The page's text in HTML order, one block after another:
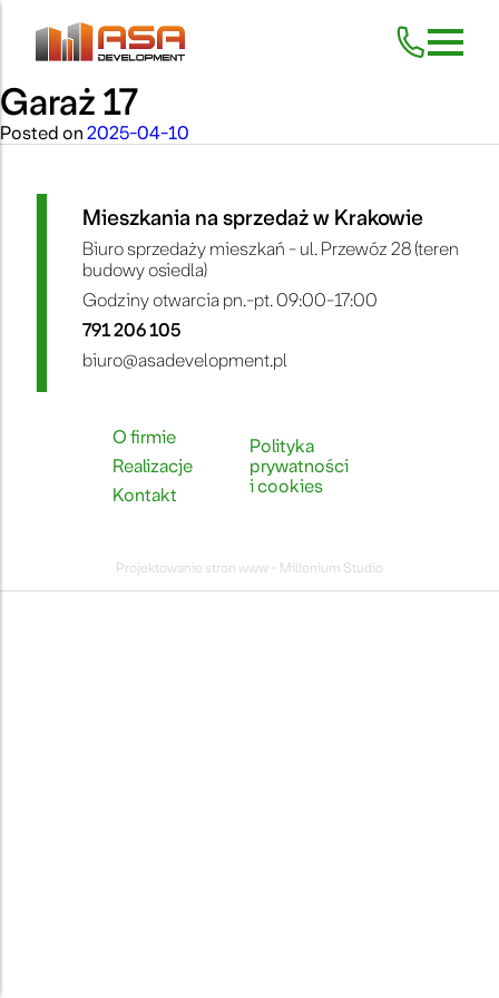
Skip
to
content
Garaż 17
Posted on2025-04-10
Mieszkania na sprzedaż w Krakowie
Biuro sprzedaży mieszkań - ul. Przewóz 28 (teren
budowy osiedla)
Godziny otwarcia pn.-pt. 09:00-17:00
791 206 105
biuro@asadevelopment.pl
O firmie
Realizacje
Kontakt
Polityka
prywatności
i cookies
Projektowanie stron www - Millenium Studio